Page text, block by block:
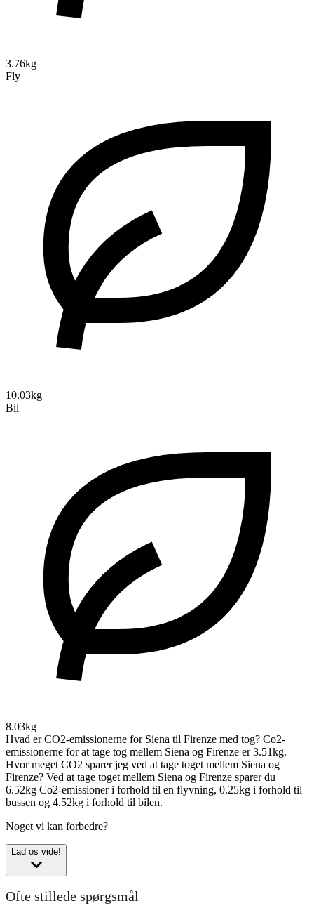
3.76kg
Fly
10.03kg
Bil
8.03kg
Hvad er CO2-emissionerne for Siena til Firenze med tog? Co2-
emissionerne for at tage tog mellem Siena og Firenze er 3.51kg.
Hvor meget CO2 sparer jeg ved at tage toget mellem Siena og
Firenze? Ved at tage toget mellem Siena og Firenze sparer du
6.52kg Co2-emissioner i forhold til en flyvning, 0.25kg i forhold til
bussen og 4.52kg i forhold til bilen.
Noget vi kan forbedre?
Lad os vide!
Ofte stillede spørgsmål